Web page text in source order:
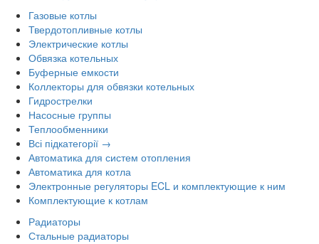
Газовые котлы
Твердотопливные котлы
Электрические котлы
Обвязка котельных
Буферные емкости
Коллекторы для обвязки котельных
Гидрострелки
Насосные группы
Теплообменники
Всі підкатегорії →
Автоматика для систем отопления
Автоматика для котла
Электронные регуляторы ECL и комплектующие к ним
Комплектующие к котлам
Радиаторы
Стальные радиаторы